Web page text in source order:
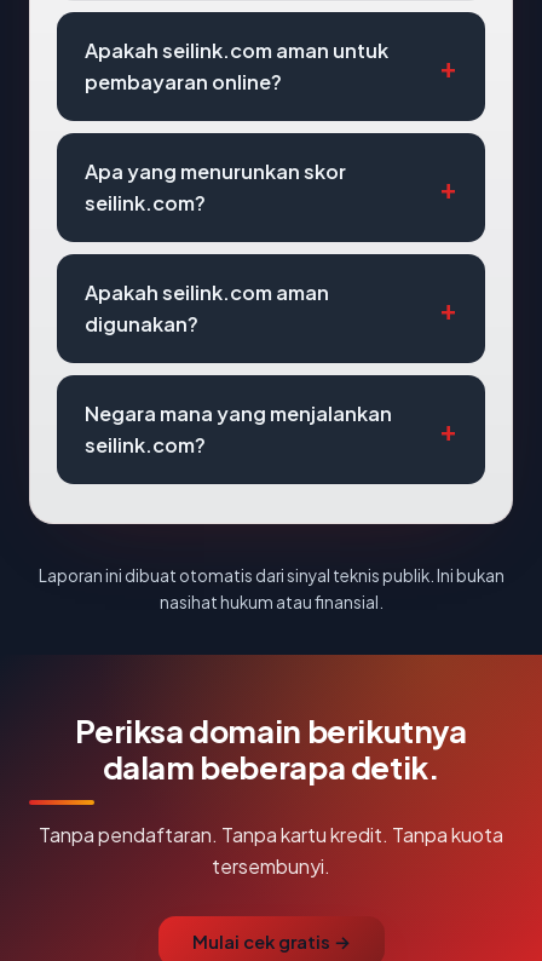
Apakah seilink.com aman untuk
pembayaran online?
Apa yang menurunkan skor
seilink.com?
Apakah seilink.com aman
digunakan?
Negara mana yang menjalankan
seilink.com?
Laporan ini dibuat otomatis dari sinyal teknis publik. Ini bukan
nasihat hukum atau finansial.
Periksa domain berikutnya
dalam beberapa detik.
Tanpa pendaftaran. Tanpa kartu kredit. Tanpa kuota
tersembunyi.
Mulai cek gratis →